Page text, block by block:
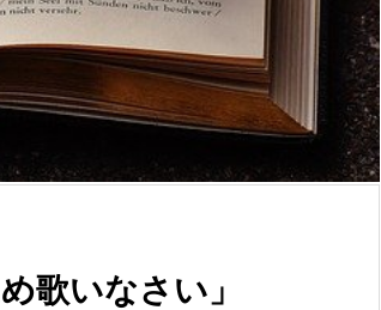
歌いなさい」